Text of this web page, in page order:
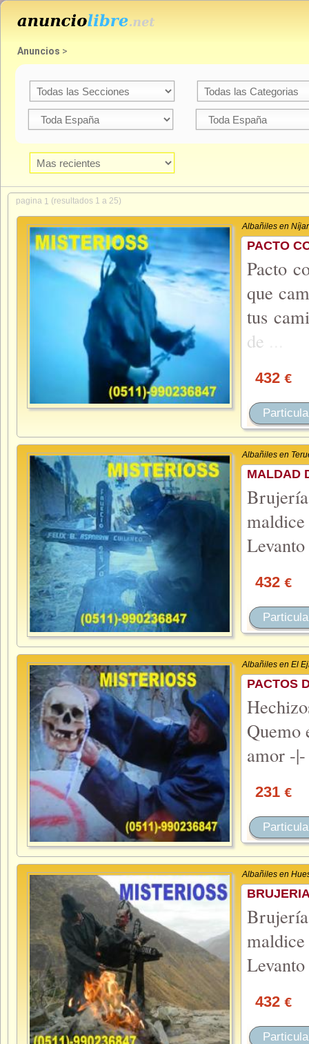
Anuncios >
pagina 1 (resultados 1 a 25)
Albañiles en Níjar
PACTO
Pacto
que
tus
de
432 €
Albañiles en
MALDAD
432 €
Albañiles en El
PACTOS
Quemo
amor -
231 €
Albañiles en
432 €